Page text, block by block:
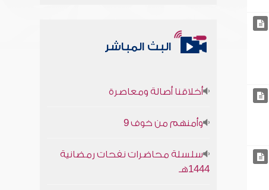
البث المباشر
1444هـ